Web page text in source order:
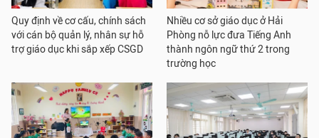
Quy định về cơ cấu, chính sách
với cán bộ quản lý, nhân sự hỗ
trợ giáo dục khi sắp xếp CSGD
Nhiều cơ sở giáo dục ở Hải
Phòng nỗ lực đưa Tiếng Anh
thành ngôn ngữ thứ 2 trong
trường học